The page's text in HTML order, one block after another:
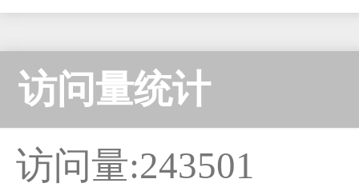
访问量统计
访问量:243501